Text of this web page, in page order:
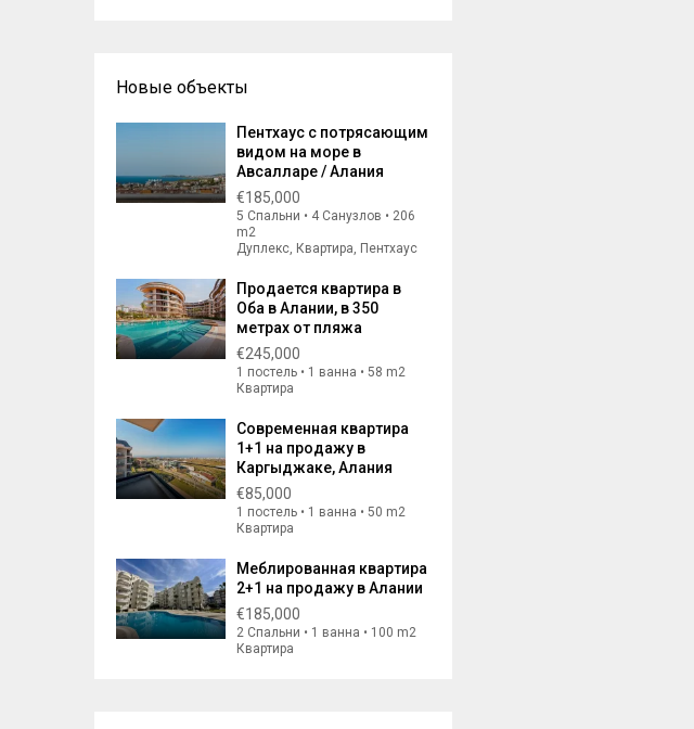
Новые объекты
Пентхаус с потрясающим
видом на море в
Авсалларе / Алания
€185,000
5 Спальни • 4 Санузлов • 206
m2
Дуплекс, Квартира, Пентхаус
Продается квартира в
Оба в Алании, в 350
метрах от пляжа
€245,000
1 постель • 1 ванна • 58 m2
Квартира
Современная квартира
1+1 на продажу в
Каргыджаке, Алания
€85,000
1 постель • 1 ванна • 50 m2
Квартира
Меблированная квартира
2+1 на продажу в Алании
€185,000
2 Спальни • 1 ванна • 100 m2
Квартира